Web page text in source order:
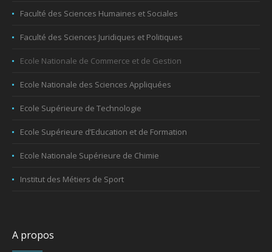
Faculté des Sciences Humaines et Sociales
Faculté des Sciences Juridiques et Politiques
Ecole Nationale de Commerce et de Gestion
Ecole Nationale des Sciences Appliquées
Ecole Supérieure de Technologie
Ecole Supérieure d’Education et de Formation
Ecole Nationale Supérieure de Chimie
Institut des Métiers de Sport
A propos